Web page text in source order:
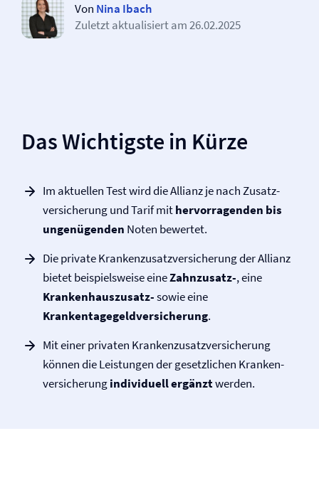
Von Nina Ibach
Zuletzt aktualisiert am26.02.2025
Das Wichtigste in Kürze
Im aktuellen Test wird die Allianz je nach Zusatz­
versicherung und Tarif mithervorragenden bis
ungenügenden Noten bewertet.
Die private Krankenzusatz­versicherung der Allianz
bietet beispielsweise eineZahnzusatz-, eine
Krankenhauszusatz-sowie eine
Krankentagegeld­versicherung.
Mit einer privaten Krankenzusatz­versicherung
können die Leistungen der gesetzlichen Kranken­
versicherungindividuell ergänztwerden.